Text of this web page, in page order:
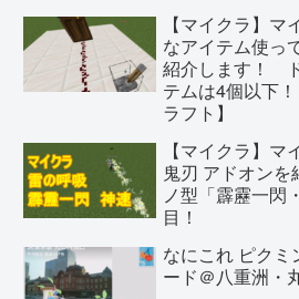
【マイクラ】
なアイテム使っ
紹介します！
テムは4個以下
ラフト】
【マイクラ】
鬼刃 アドオン
ノ型「霹靂一閃
目！
なにこれ ピクミ
ード＠八重洲・